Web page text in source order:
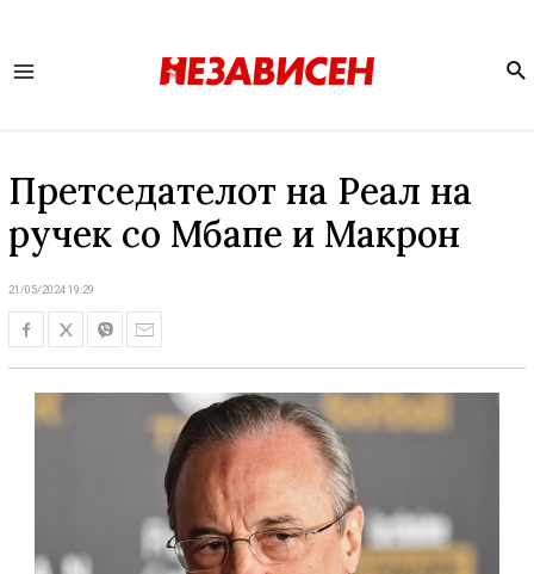
Претседателот на Реал на
ручек со Мбапе и Макрон
21/05/2024 19:29